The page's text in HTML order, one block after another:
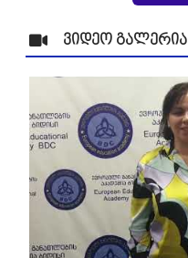
ვიდეო გალერია